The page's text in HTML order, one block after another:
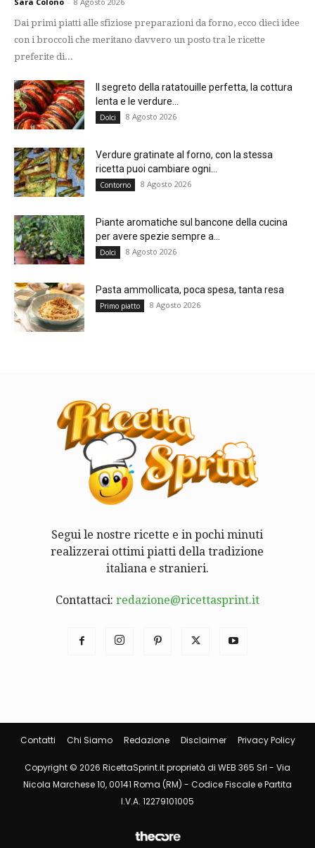
Dai primi piatti alle sfiziose preparazioni da forno, ecco dieci idee
con i broccoli che meritano davvero un posto tra le ricette
preferite di...
Il segreto della ratatouille perfetta, la cottura
lenta e le verdure...
Dolci 8 Agosto 2026
Verdure gratinate al forno, con la stessa
ricetta puoi cambiare ogni...
Contorno 8 Agosto 2026
Piante aromatiche sul bancone della cucina
per avere spezie sempre a...
Dolci 8 Agosto 2026
Pasta ammollicata, poca spesa, tanta resa
Primo piatto 8 Agosto 2026
Segui le nostre ricette e in pochi minuti
realizzerai ottimi piatti della tradizione
italiana e stranieri.
Contattaci: redazione@ricettasprint.it
Contatti Chi Siamo Redazione Disclaimer Privacy Policy
Copyright © 2026 RicettaSprint.it proprietà di WEB 365 Srl - Via
Nicola Marchese 10, 00141 Roma (RM) - Codice Fiscale e Partita
I.V.A. 12279101005